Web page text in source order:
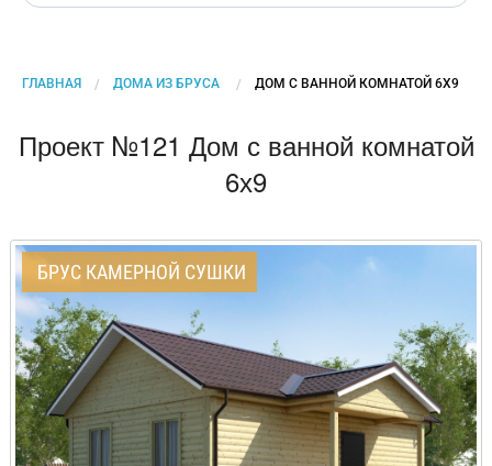
ГЛАВНАЯ ДОМА ИЗ БРУСА CURRENT:
ДОМ С ВАННОЙ КОМНАТОЙ 6Х9
Проект №121 Дом с ванной комнатой
6х9
БРУС КАМЕРНОЙ СУШКИ